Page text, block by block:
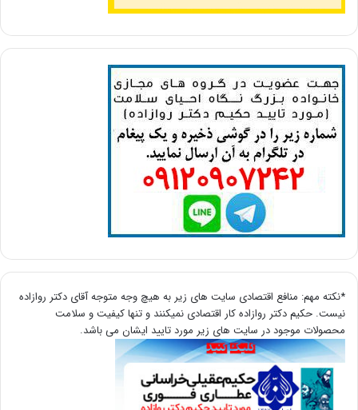
*نکته مهم: منافع اقتصادی سایت های زیر به هیچ وجه متوجه آقای دکتر روازاده
نیست. حکیم دکتر روازاده کار اقتصادی نمیکنند و تنها کیفیت و سلامت
محصولات موجود در سایت های زیر مورد تایید ایشان می باشد.